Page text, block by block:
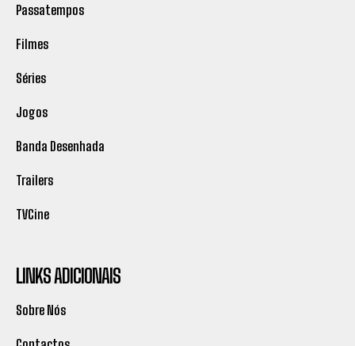
Passatempos
Filmes
Séries
Jogos
Banda Desenhada
Trailers
TVCine
LINKS ADICIONAIS
Sobre Nós